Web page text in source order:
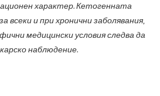
характер. Кетогенната
всеки и при хронични заболявания,
медицински условия следва да
наблюдение.